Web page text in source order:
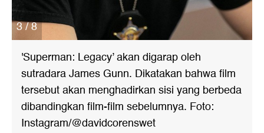
3 / 8
'Superman: Legacy’ akan digarap oleh
sutradara James Gunn. Dikatakan bahwa film
tersebut akan menghadirkan sisi yang berbeda
dibandingkan film-film sebelumnya. Foto:
Instagram/@davidcorenswet